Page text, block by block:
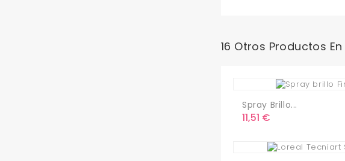
16 Otros Productos
Spray Brillo...
Precio
11,51 €